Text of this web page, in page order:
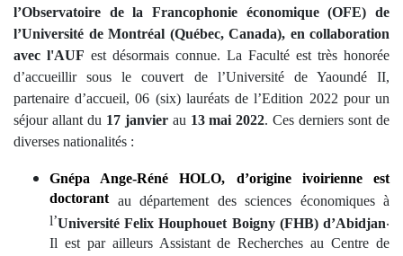
l’Observatoire de la Francophonie économique (OFE) de
l’Université de Montréal (Québec, Canada), en collaboration
avec l'AUF est désormais connue. La Faculté est très honorée
d’accueillir sous le couvert de l’Université de Yaoundé II,
partenaire d’accueil, 06 (six) lauréats de l’Edition 2022 pour un
séjour allant du 17 janvier au 13 mai 2022. Ces derniers sont de
diverses nationalités :
Gnépa Ange-Réné HOLO, d’origine ivoirienneest
doctorant au département des sciences économiques à
l’Université Felix Houphouet Boigny (FHB) d’Abidjan.
Il est par ailleurs Assistant de Recherches au Centre de